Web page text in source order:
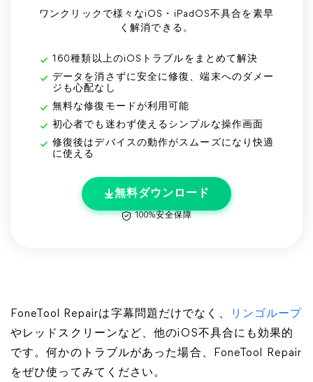
ワンクリックで様々なiOS・iPadOS不具合を素早
く解消できる。
160種類以上のiOSトラブルをまとめて解決
データを消さずに安全に修復、端末へのダメー
ジも心配なし
無料な修復モードが利用可能
初心者でも迷わず使えるシンプルな操作画面
修復後はデバイスの動作がスムーズになり快適
に使える
無料ダウンロード
100%安全保障
FoneTool Repairは字幕問題だけでなく、
リンゴループ
やレッドスクリーンなど、他のiOS不具合にも効果的
です。何かのトラブルがあった場合、FoneTool Repair
をぜひ使ってみてください。